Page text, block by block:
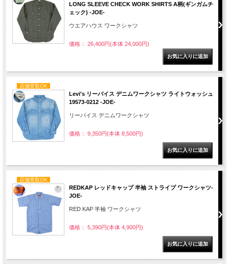
LONG SLEEVE CHECK WORK SHIRTS A柄(ギンガムチ
ェック) -JOE-
ウエアハウス ワークシャツ
価格： 26,400円(本体 24,000円)
店舗受取OK
Levi's リーバイス デニムワークシャツ ライトウォッシュ
19573-0212 -JOE-
リーバイス デニムワークシャツ
価格： 9,350円(本体 8,500円)
店舗受取OK
REDKAP レッドキャップ 半袖 ストライプ ワークシャツ-
JOE-
RED KAP 半袖 ワークシャツ
価格： 5,390円(本体 4,900円)